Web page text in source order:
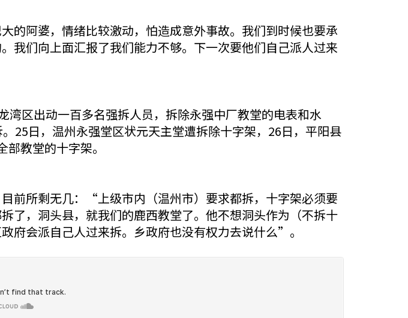
的阿婆，情绪比较激动，怕造成意外事故。我们到时候也要承
我们向上面汇报了我们能力不够。下一次要他们自己派人过来
区出动一百多名强拆人员，拆除永强中厂教堂的电表和水
25日，温州永强堂区状元天主堂遭拆除十字架，26日，平阳县
教堂的十字架。
前所剩无几：“上级市内（温州市）要求都拆，十字架必须要
了，洞头县，就我们的鹿西教堂了。他不想洞头作为（不拆十
府会派自己人过来拆。乡政府也没有权力去说什么”。